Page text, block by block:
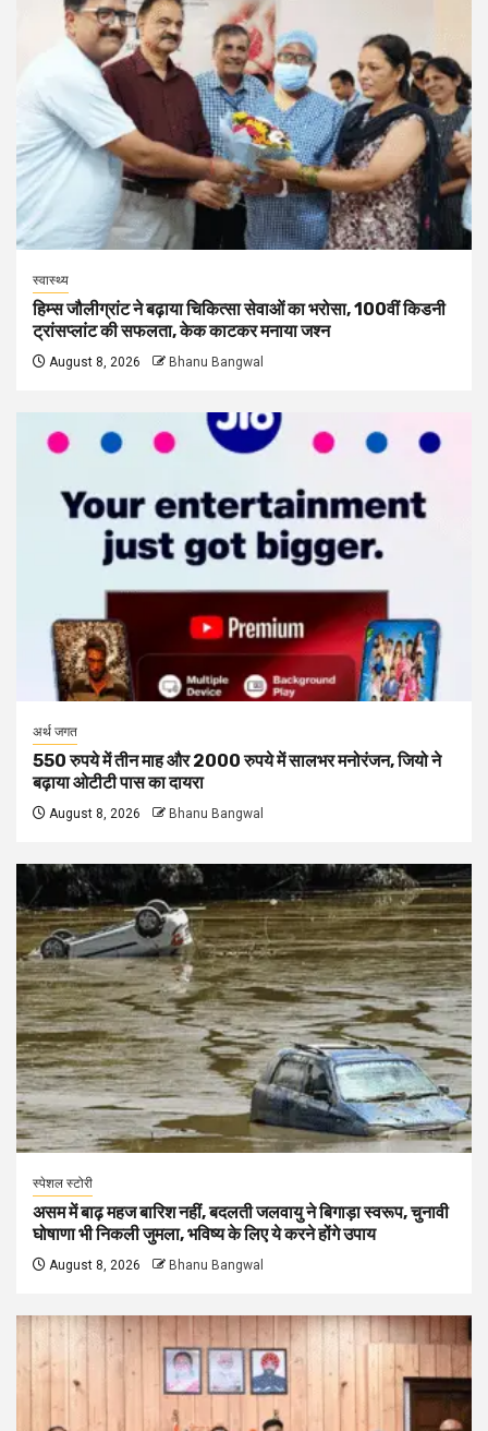
स्वास्थ्य
हिम्स जौलीग्रांट ने बढ़ाया चिकित्सा सेवाओं का भरोसा, 100वीं किडनी
ट्रांसप्लांट की सफलता, केक काटकर मनाया जश्न
August 8, 2026 Bhanu Bangwal
अर्थ जगत
550 रुपये में तीन माह और 2000 रुपये में सालभर मनोरंजन, जियो ने
बढ़ाया ओटीटी पास का दायरा
August 8, 2026 Bhanu Bangwal
स्पेशल स्टोरी
असम में बाढ़ महज बारिश नहीं, बदलती जलवायु ने बिगाड़ा स्वरूप, चुनावी
घोषाणा भी निकली जुमला, भविष्य के लिए ये करने होंगे उपाय
August 8, 2026 Bhanu Bangwal